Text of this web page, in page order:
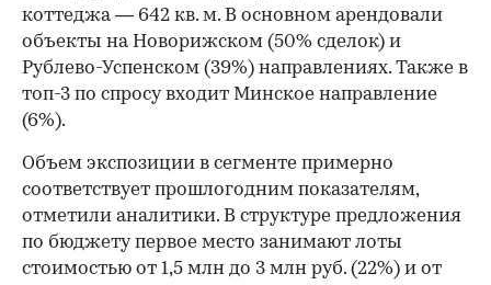
коттеджа — 642 кв. м. В основном арендовали
объекты на Новорижском (50% сделок) и
Рублево-Успенском (39%) направлениях. Также в
топ-3 по спросу входит Минское направление
(6%).
Объем экспозиции в сегменте примерно
соответствует прошлогодним показателям,
отметили аналитики. В структуре предложения
по бюджету первое место занимают лоты
стоимостью от 1,5 млн до 3 млн руб. (22%) и от